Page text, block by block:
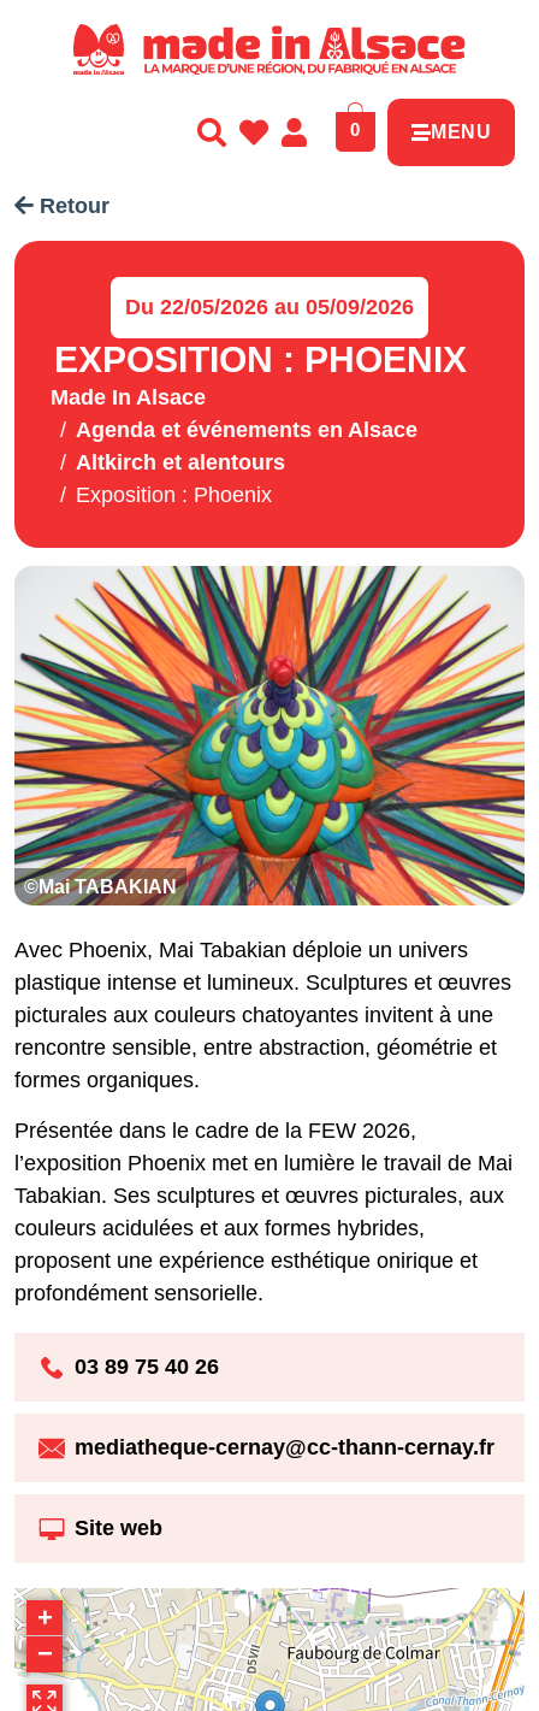
0 MENU
Retour
Du 22/05/2026 au 05/09/2026
EXPOSITION : PHOENIX
Made In Alsace
Agenda et événements en Alsace
Altkirch et alentours
Exposition : Phoenix
©Mai TABAKIAN
Avec Phoenix, Mai Tabakian déploie un univers
plastique intense et lumineux. Sculptures et œuvres
picturales aux couleurs chatoyantes invitent à une
rencontre sensible, entre abstraction, géométrie et
formes organiques.
Présentée dans le cadre de la FEW 2026,
l’exposition Phoenix met en lumière le travail de Mai
Tabakian. Ses sculptures et œuvres picturales, aux
couleurs acidulées et aux formes hybrides,
proposent une expérience esthétique onirique et
profondément sensorielle.
03 89 75 40 26
mediatheque-cernay@cc-thann-cernay.fr
Site web
+
−